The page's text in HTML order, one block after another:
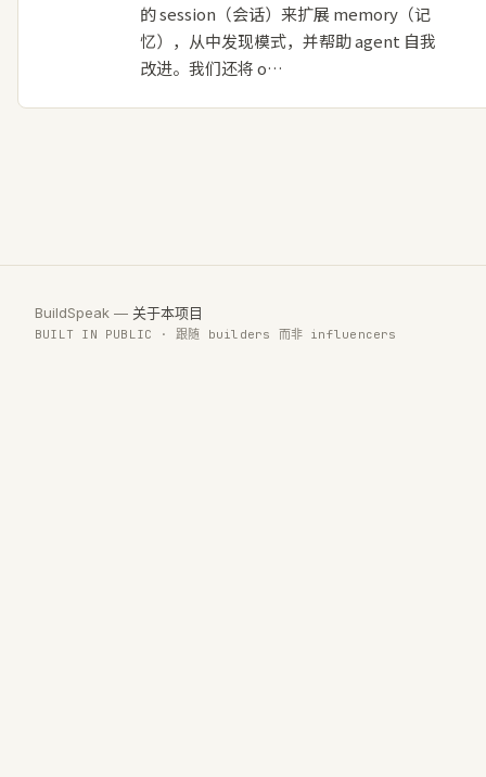
的 session（会话）来扩展 memory（记
忆），从中发现模式，并帮助 agent 自我
改进。我们还将 o…
BuildSpeak — 关于本项目
BUILT IN PUBLIC · 跟随 builders 而非 influencers